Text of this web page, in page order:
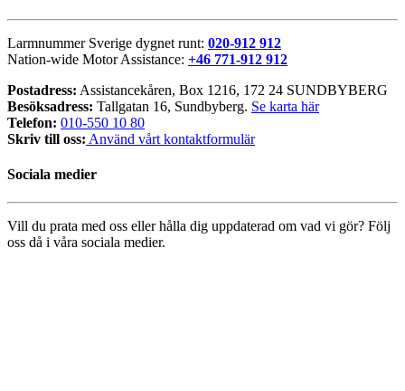
Larmnummer Sverige dygnet runt: 020-912 912
Nation-wide Motor Assistance: +46 771-912 912
Postadress: Assistancekåren, Box 1216, 172 24 SUNDBYBERG
Besöksadress: Tallgatan 16, Sundbyberg. Se karta här
Telefon: 010-550 10 80
Skriv till oss: Använd vårt kontaktformulär
Sociala medier
Vill du prata med oss eller hålla dig uppdaterad om vad vi gör? Följ
oss då i våra sociala medier.